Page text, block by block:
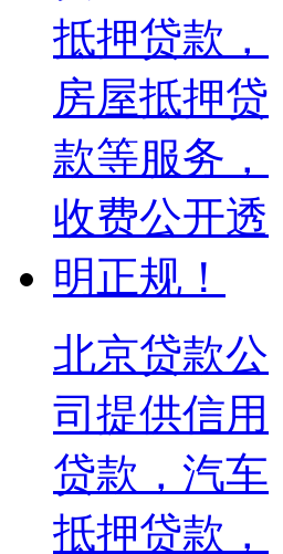
北京贷款公
司提供信用
贷款，汽车
抵押贷款，